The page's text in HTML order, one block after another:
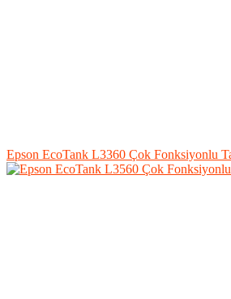
Epson EcoTank L3360 Çok Fonksiyonlu